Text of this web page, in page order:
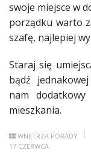
swoje miejsce w
porządku warto
szafę, najlepiej
Staraj się
bądź
nam
mieszkania.
WNĘTRZA PORADY
17 CZERWCA